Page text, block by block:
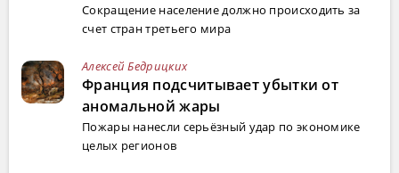
Сокращение население должно происходить за
счет стран третьего мира
Алексей Бедрицких
Франция подсчитывает убытки от
аномальной жары
Пожары нанесли серьёзный удар по экономике
целых регионов